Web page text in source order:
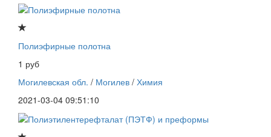
Полиэфирные полотна
1 руб
Могилевская обл. / Могилев / Химия
2021-03-04 09:51:10